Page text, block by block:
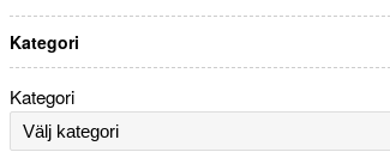
Kategori
Kategori